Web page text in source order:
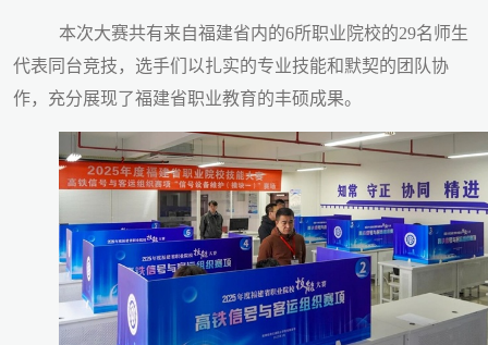
本次大赛共有来自福建省内的6所职业院校的29名师生
代表同台竞技，选手们以扎实的专业技能和默契的团队协
作，充分展现了福建省职业教育的丰硕成果。